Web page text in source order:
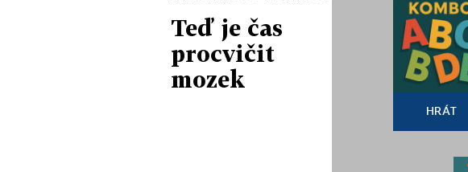
Teď je čas
procvičit
mozek
HRÁT